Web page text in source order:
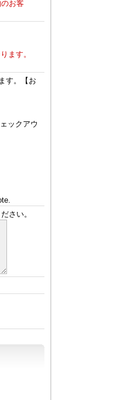
お客
ます。
す。【お
ックアウ
さい。